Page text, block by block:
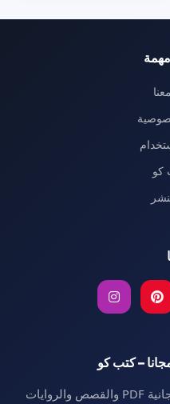
كو
موقع كتب كو لـ تحميل الكتب المجانية PDF والقصص والروايات